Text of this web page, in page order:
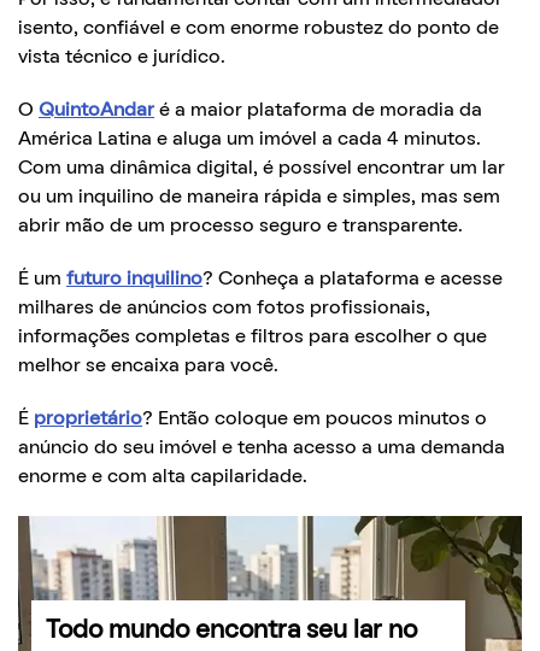
isento, confiável e com enorme robustez do ponto de
vista técnico e jurídico.
O QuintoAndaré a maior plataforma de moradia da
América Latina e aluga um imóvel a cada 4 minutos.
Com uma dinâmica digital, é possível encontrar um lar
ou um inquilino de maneira rápida e simples, mas sem
abrir mão de um processo seguro e transparente.
É um futuro inquilino? Conheça a plataforma e acesse
milhares de anúncios com fotos profissionais,
informações completas e filtros para escolher o que
melhor se encaixa para você.
É proprietário? Então coloque em poucos minutos o
anúncio do seu imóvel e tenha acesso a uma demanda
enorme e com alta capilaridade.
Todo mundo encontra seu lar no